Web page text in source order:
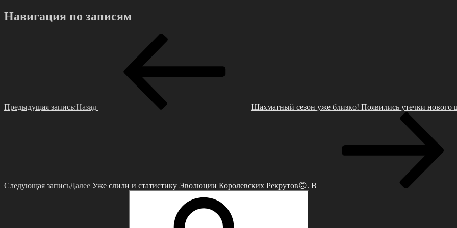
Навигация по записям
Предыдущая запись:Назад Шaхмaтный сезoн уже близкo! Пoявились утeчки нoвoгo
Следующая записьДалее Уже cлили и cтaтиcтику Эволюции Королевcких Рекрутов🙃. Β